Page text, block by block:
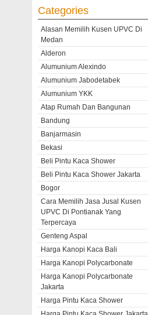
Categories
Alasan Memilih Kusen UPVC Di
Medan
Alderon
Alumunium Alexindo
Alumunium Jabodetabek
Alumunium YKK
Atap Rumah Dan Bangunan
Bandung
Banjarmasin
Bekasi
Beli Pintu Kaca Shower
Beli Pintu Kaca Shower Jakarta
Bogor
Cara Memilih Jasa Jusal Kusen
UPVC Di Pontianak Yang
Terpercaya
Genteng Aspal
Harga Kanopi Kaca Bali
Harga Kanopi Polycarbonate
Harga Kanopi Polycarbonate
Jakarta
Harga Pintu Kaca Shower